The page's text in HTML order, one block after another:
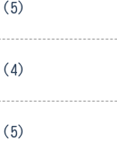
(5)
(4)
(5)